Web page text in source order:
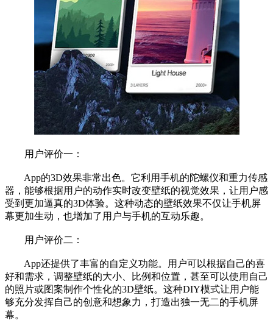
用户评价一：
App的3D效果非常出色。它利用手机的陀螺仪和重力传感
器，能够根据用户的动作实时改变壁纸的视觉效果，让用户感
受到更加逼真的3D体验。这种动态的壁纸效果不仅让手机屏
幕更加生动，也增加了用户与手机的互动乐趣。
用户评价二：
App还提供了丰富的自定义功能。用户可以根据自己的喜
好和需求，调整壁纸的大小、比例和位置，甚至可以使用自己
的照片或图案制作个性化的3D壁纸。这种DIY模式让用户能
够充分发挥自己的创意和想象力，打造出独一无二的手机屏
幕。